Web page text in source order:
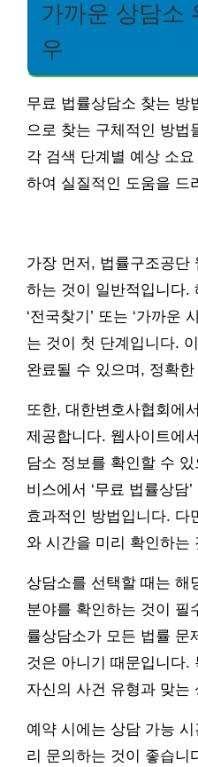
가까운 상담소
우
무료 법률상담소 찾는 방
으로 찾는 구체적인 방법
각 검색 단계별 예상 소
하여 실질적인 도움을 드
가장 먼저, 법률구조공단
하는 것이 일반적입니다.
‘전국찾기’ 또는 ‘가까운
는 것이 첫 단계입니다.
완료될 수 있으며, 정확
또한, 대한변호사협회에
제공합니다. 웹사이트에
담소 정보를 확인할 수
비스에서 ‘무료 법률상담
효과적인 방법입니다. 다
와 시간을 미리 확인하는
상담소를 선택할 때는 해
분야를 확인하는 것이 필
률상담소가 모든 법률 문
것은 아니기 때문입니다.
자신의 사건 유형과 맞는
예약 시에는 상담 가능 시
리 문의하는 것이 좋습니